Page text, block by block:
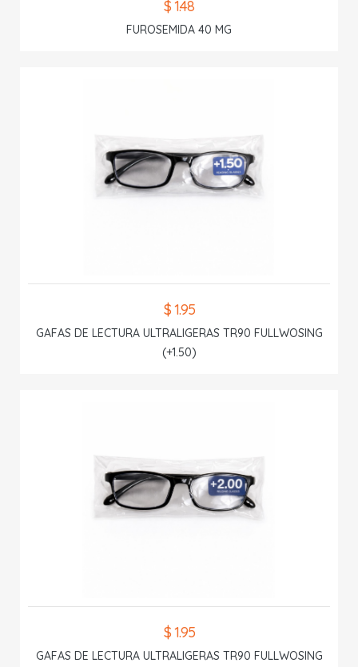
$ 1.48
FUROSEMIDA 40 MG
$ 1.95
GAFAS DE LECTURA ULTRALIGERAS TR90 FULLWOSING
(+1.50)
$ 1.95
GAFAS DE LECTURA ULTRALIGERAS TR90 FULLWOSING